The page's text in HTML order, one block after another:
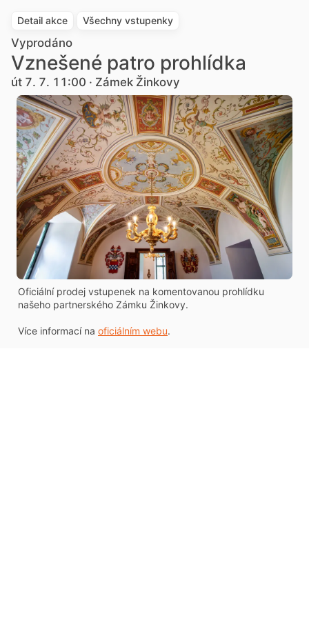
Detail akce Všechny vstupenky
Vyprodáno
Vznešené patro prohlídka
út 7. 7. 11:00 · Zámek Žinkovy
Oficiální prodej vstupenek na komentovanou prohlídku
našeho partnerského Zámku Žinkovy.
Více informací na oficiálním webu.